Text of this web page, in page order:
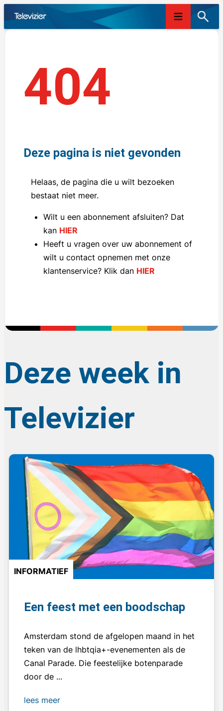
Skip
to
404
not
Deze pagina is niet gevonden
Helaas, de pagina die u wilt bezoeken
bestaat niet meer.
Wilt u een abonnement afsluiten? Dat
kan HIER
Heeft u vragen over uw abonnement of
wilt u contact opnemen met onze
klantenservice? Klik dan HIER
Deze week in
Televizier
INFORMATIEF
Een feest met een boodschap
Amsterdam stond de afgelopen maand in het
teken van de lhbtqia+-evenementen als de
Canal Parade. Die feestelijke botenparade
door de ...
lees meer